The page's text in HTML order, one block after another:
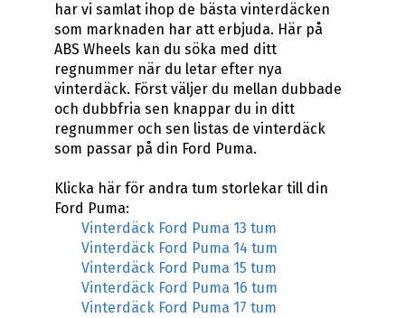
har vi samlat ihop de bästa vinterdäcken
som marknaden har att erbjuda. Här på
ABS Wheels kan du söka med ditt
regnummer när du letar efter nya
vinterdäck. Först väljer du mellan dubbade
och dubbfria sen knappar du in ditt
regnummer och sen listas de vinterdäck
som passar på din Ford Puma.
Klicka här för andra tum storlekar till din
Ford Puma:
Vinterdäck Ford Puma 13 tum
Vinterdäck Ford Puma 14 tum
Vinterdäck Ford Puma 15 tum
Vinterdäck Ford Puma 16 tum
Vinterdäck Ford Puma 17 tum